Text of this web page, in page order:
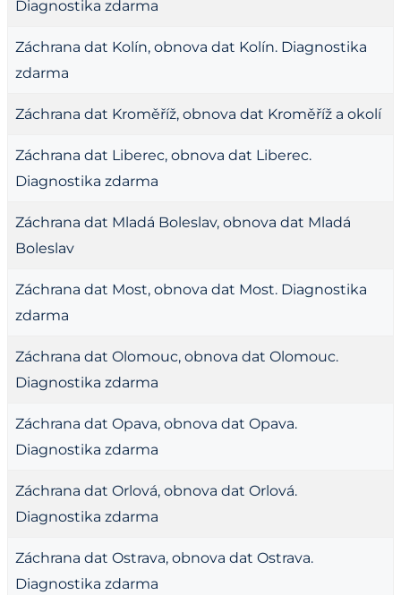
Diagnostika zdarma
Záchrana dat Kolín, obnova dat Kolín. Diagnostika
zdarma
Záchrana dat Kroměříž, obnova dat Kroměříž a okolí
Záchrana dat Liberec, obnova dat Liberec.
Diagnostika zdarma
Záchrana dat Mladá Boleslav, obnova dat Mladá
Boleslav
Záchrana dat Most, obnova dat Most. Diagnostika
zdarma
Záchrana dat Olomouc, obnova dat Olomouc.
Diagnostika zdarma
Záchrana dat Opava, obnova dat Opava.
Diagnostika zdarma
Záchrana dat Orlová, obnova dat Orlová.
Diagnostika zdarma
Záchrana dat Ostrava, obnova dat Ostrava.
Diagnostika zdarma